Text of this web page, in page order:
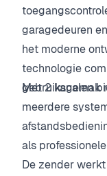
garagedeuren
het moderne
technologie
gebruiksgemak
Met 2 kanalen
meerdere
als
De zender